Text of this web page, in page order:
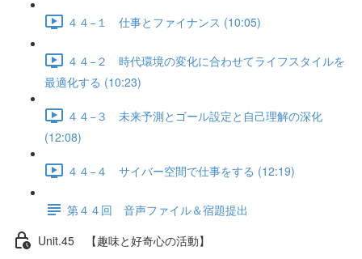
４４−１ 仕事とファイナンス (10:05)
４４−２ 時代環境の変化に合わせてライフスタイルを
最適化する (10:23)
４４−３ 未来予測とゴール設定と自己理解の深化
(12:08)
４４−４ サイバー空間で仕事をする (12:19)
第４４回 音声ファイル＆宿題提出
Unit.45 【趣味と好奇心の活動】